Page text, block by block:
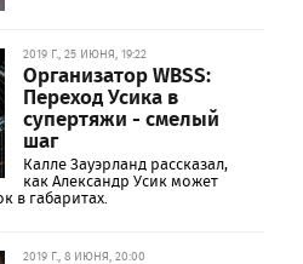
2019 Г., 25 ИЮНЯ, 19:22
Организатор WBSS:
Переход Усика в
супертяжи - смелый
шаг
Калле Зауэрланд рассказал,
как Александр Усик может
в габаритах.
2019 Г., 8 ИЮНЯ, 20:00